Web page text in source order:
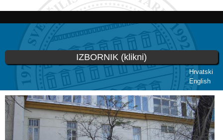
Skoči
glavni
sadržaj
Hrvatski
English
IZBORNIK (klikni)
Vi ste ovdje